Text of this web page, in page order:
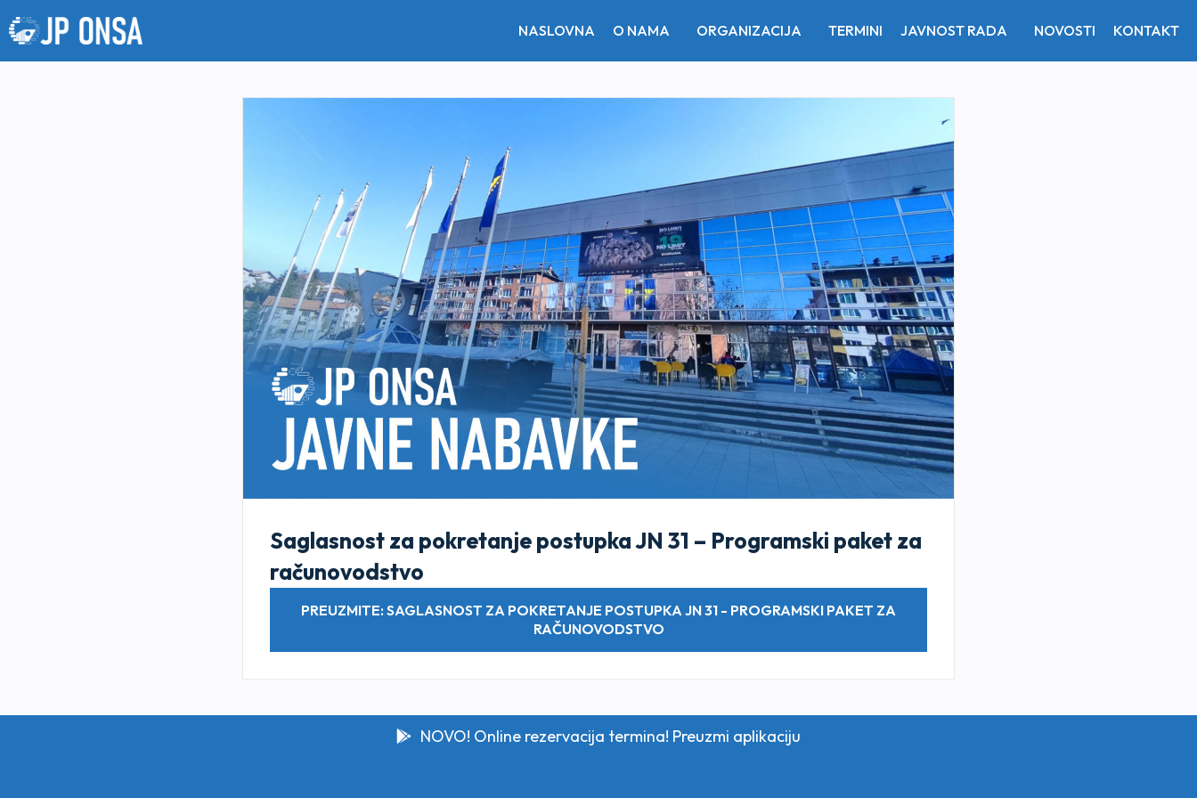
NASLOVNA O NAMA ORGANIZACIJA TERMINI JAVNOST RADA NOVOSTI KONTAKT
Saglasnost za pokretanje postupka JN 31 – Programski paket za
računovodstvo
PREUZMITE: SAGLASNOST ZA POKRETANJE POSTUPKA JN 31 - PROGRAMSKI PAKET ZA
RAČUNOVODSTVO
NOVO! Online rezervacija termina! Preuzmi aplikaciju